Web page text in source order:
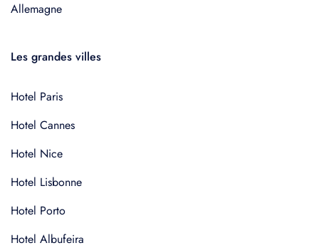
Allemagne
Les grandes villes
Hotel Paris
Hotel Cannes
Hotel Nice
Hotel Lisbonne
Hotel Porto
Hotel Albufeira